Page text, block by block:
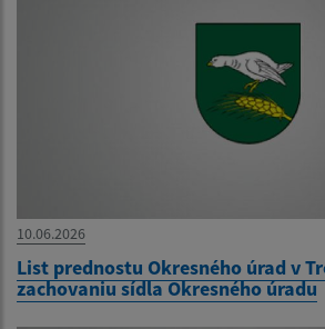
10.06.2026
List prednostu Okresného úrad v
zachovaniu sídla Okresného úradu